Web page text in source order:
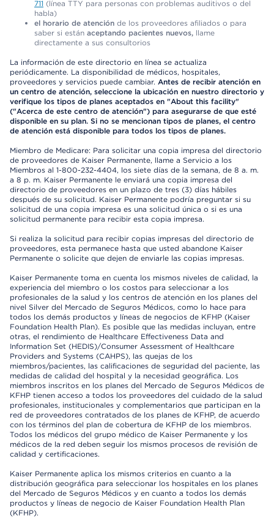
711 (línea TTY para personas con problemas auditivos o del
habla)
el horario de atención de los proveedores afiliados o para
saber si están aceptando pacientes nuevos, llame
directamente a sus consultorios
La información de este directorio en línea se actualiza
periódicamente. La disponibilidad de médicos, hospitales,
proveedores y servicios puede cambiar. Antes de recibir atención en
un centro de atención, seleccione la ubicación en nuestro directorio y
verifique los tipos de planes aceptados en "About this facility"
("Acerca de este centro de atención") para asegurarse de que esté
disponible en su plan. Si no se mencionan tipos de planes, el centro
de atención está disponible para todos los tipos de planes.
Miembro de Medicare: Para solicitar una copia impresa del directorio
de proveedores de Kaiser Permanente, llame a Servicio a los
Miembros al 1-800-232-4404, los siete días de la semana, de 8 a. m.
a 8 p. m. Kaiser Permanente le enviará una copia impresa del
directorio de proveedores en un plazo de tres (3) días hábiles
después de su solicitud. Kaiser Permanente podría preguntar si su
solicitud de una copia impresa es una solicitud única o si es una
solicitud permanente para recibir esta copia impresa.
Si realiza la solicitud para recibir copias impresas del directorio de
proveedores, esta permanece hasta que usted abandone Kaiser
Permanente o solicite que dejen de enviarle las copias impresas.
Kaiser Permanente toma en cuenta los mismos niveles de calidad, la
experiencia del miembro o los costos para seleccionar a los
profesionales de la salud y los centros de atención en los planes del
nivel Silver del Mercado de Seguros Médicos, como lo hace para
todos los demás productos y líneas de negocios de KFHP (Kaiser
Foundation Health Plan). Es posible que las medidas incluyan, entre
otras, el rendimiento de Healthcare Effectiveness Data and
Information Set (HEDIS)/Consumer Assessment of Healthcare
Providers and Systems (CAHPS), las quejas de los
miembros/pacientes, las calificaciones de seguridad del paciente, las
medidas de calidad del hospital y la necesidad geográfica. Los
miembros inscritos en los planes del Mercado de Seguros Médicos de
KFHP tienen acceso a todos los proveedores del cuidado de la salud
profesionales, institucionales y complementarios que participan en la
red de proveedores contratados de los planes de KFHP, de acuerdo
con los términos del plan de cobertura de KFHP de los miembros.
Todos los médicos del grupo médico de Kaiser Permanente y los
médicos de la red deben seguir los mismos procesos de revisión de
calidad y certificaciones.
Kaiser Permanente aplica los mismos criterios en cuanto a la
distribución geográfica para seleccionar los hospitales en los planes
del Mercado de Seguros Médicos y en cuanto a todos los demás
productos y líneas de negocio de Kaiser Foundation Health Plan
(KFHP).